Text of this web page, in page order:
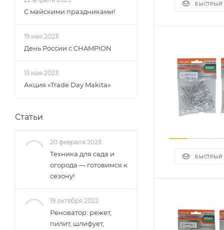
БЫСТРЫЙ
БЫСТРЫЙ
С майскими праздниками!
19 мая 2023
День России с CHAMPION
13 мая 2023
Акция «Trade Day Makita»
Статьи
20 февраля 2023
Техника для сада и
огорода — готовимся к
сезону!
19 октября 2022
Реноватор: режет,
пилит, шлифует,